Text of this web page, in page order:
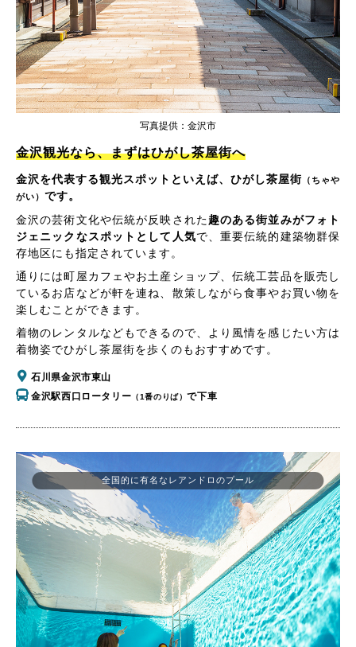
写真提供：金沢市
金沢観光なら、まずはひがし茶屋街へ
金沢を代表する観光スポットといえば、ひがし茶屋街 （ちゃや
がい） です。
金沢の芸術文化や伝統が反映された趣のある街並みがフォト
ジェニックなスポットとして人気で、重要伝統的建築物群保
存地区にも指定されています。
通りには町屋カフェやお土産ショップ、伝統工芸品を販売し
ているお店などが軒を連ね、散策しながら食事やお買い物を
楽しむことができます。
着物のレンタルなどもできるので、より風情を感じたい方は
着物姿でひがし茶屋街を歩くのもおすすめです。
石川県金沢市東山
金沢駅西口ロータリー （1番のりば）で下車
全国的に有名なレアンドロのプール